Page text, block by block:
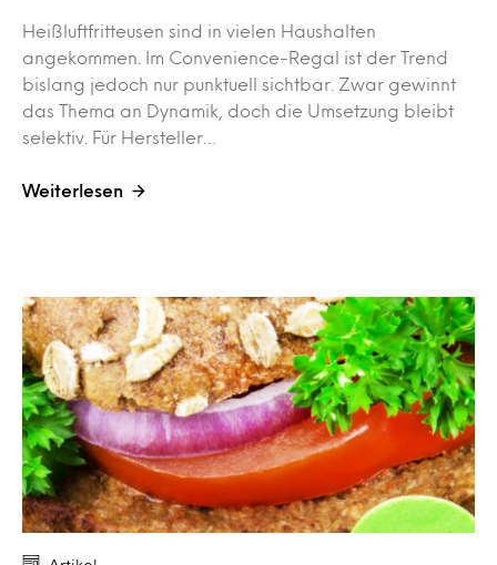
Heißluftfritteusen sind in vielen Haushalten
angekommen. Im Convenience-Regal ist der Trend
bislang jedoch nur punktuell sichtbar. Zwar gewinnt
das Thema an Dynamik, doch die Umsetzung bleibt
selektiv. Für Hersteller…
Weiterlesen